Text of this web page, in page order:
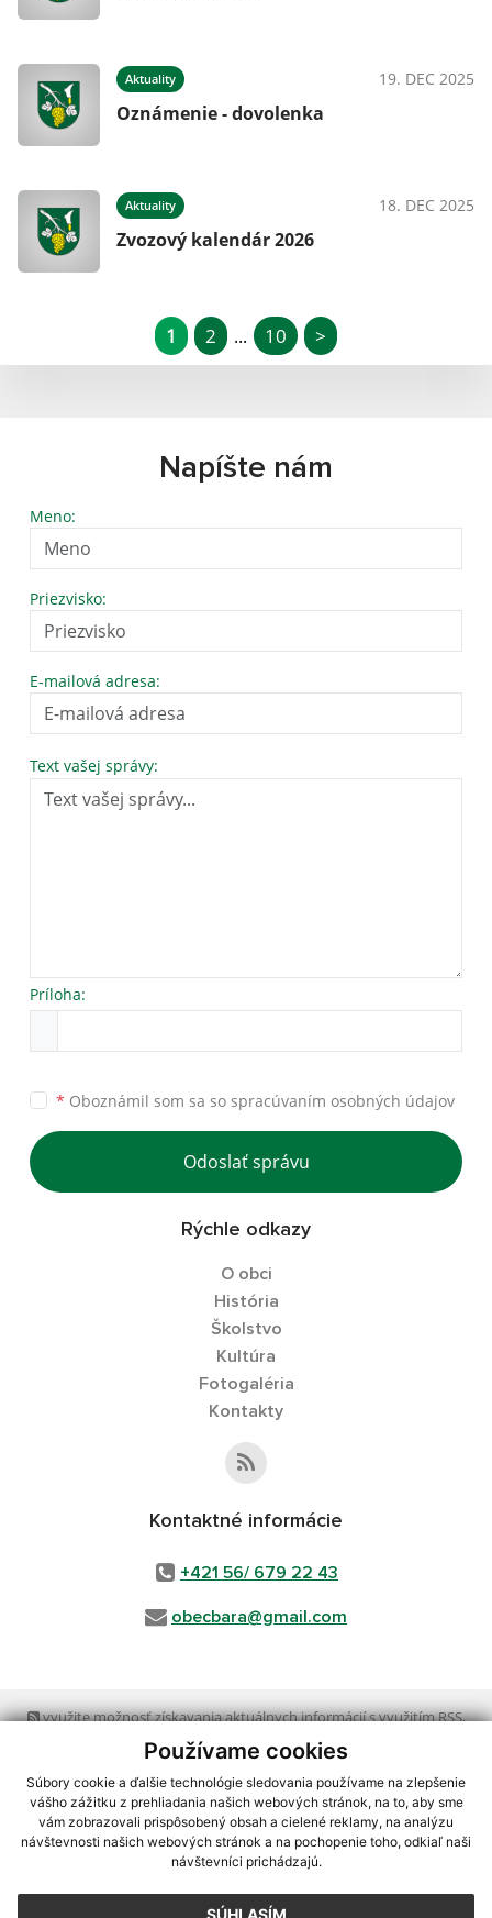
Používame cookies
Súbory cookie a ďalšie technológie sledovania používame na zlepšenie
vášho zážitku z prehliadania našich webových stránok, na to, aby sme
vám zobrazovali prispôsobený obsah a cielené reklamy, na analýzu
návštevnosti našich webových stránok a na pochopenie toho, odkiaľ naši
návštevníci prichádzajú.
Aktuality 19. DEC 2025
Oznámenie - dovolenka
Aktuality 18. DEC 2025
Zvozový kalendár 2026
1 2 ... 10 >
Napíšte nám
Meno:
Priezvisko:
E-mailová adresa:
Text vašej správy:
Príloha:
* Oboznámil som sa so spracúvaním osobných údajov
Odoslať správu
Rýchle odkazy
O obci
História
Školstvo
Kultúra
Fotogaléria
Kontakty
Kontaktné informácie
+421 56/ 679 22 43
obecbara@gmail.com
využite možnosť získavania aktuálnych informácií s využitím RSS,
CMS systém (redakčný) systém ECHELON 2, Mapa stránok
webex.digital, s.r.o.,domény,registrácia domény
spoločnosť webex.digital, s.r.o.,technický prevádzkovateľ
Posledná aktualizácia:23.07.2026
Vytlačiť stránku|Vyhlásenie o prístupnosti